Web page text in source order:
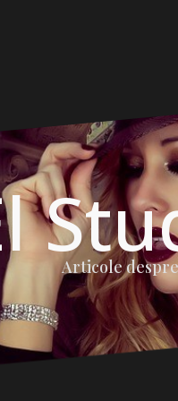
Articole